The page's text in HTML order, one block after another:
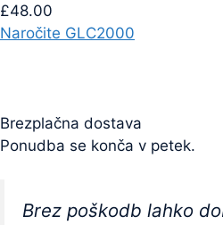
£48.00
Naročite GLC2000
Brezplačna dostava
Ponudba se konča v petek.
Brez poškodb lahko